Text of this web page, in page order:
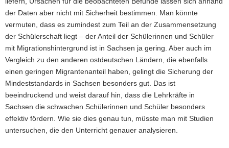
der Daten aber nicht mit Sicherheit bestimmen. Man könnte
vermuten, dass es zumindest zum Teil an der Zusammensetzung
der Schülerschaft liegt – der Anteil der Schülerinnen und Schüler
mit Migrationshintergrund ist in Sachsen ja gering. Aber auch im
Vergleich zu den anderen ostdeutschen Ländern, die ebenfalls
einen geringen Migrantenanteil haben, gelingt die Sicherung der
Mindeststandards in Sachsen besonders gut. Das ist
beeindruckend und weist darauf hin, dass die Lehrkräfte in
Sachsen die schwachen Schülerinnen und Schüler besonders
effektiv fördern. Wie sie dies genau tun, müsste man mit Studien
untersuchen, die den Unterricht genauer analysieren.